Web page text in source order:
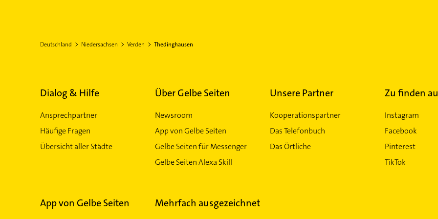
Deutschland Niedersachsen Verden Thedinghausen
Dialog & Hilfe
Ansprechpartner
Häufige Fragen
Übersicht aller Städte
Über Gelbe Seiten
Newsroom
App von Gelbe Seiten
Gelbe Seiten für Messenger
Gelbe Seiten Alexa Skill
Unsere Partner
Kooperationspartner
Das Telefonbuch
Das Örtliche
Zu finden
Instagram
Facebook
Pinterest
TikTok
App von Gelbe Seiten Mehrfach ausgezeichnet